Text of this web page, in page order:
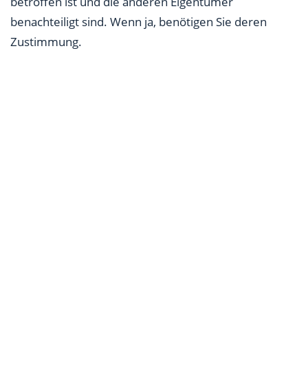
benachteiligt sind. Wenn ja, benötigen Sie deren
Zustimmung.